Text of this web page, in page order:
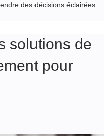
des décisions éclairées
solutions de
pour